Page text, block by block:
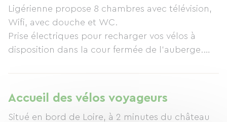
Ligérienne propose 8 chambres avec télévision,
Wifi, avec douche et WC.
Prise électriques pour recharger vos vélos à
disposition dans la cour fermée de l'auberge.
traditionnel.
Accueil des vélos voyageurs
Situé en bord de Loire, à 2 minutes du château